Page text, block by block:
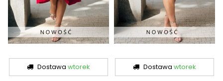
Dostawawtorek Dostawa wtorek